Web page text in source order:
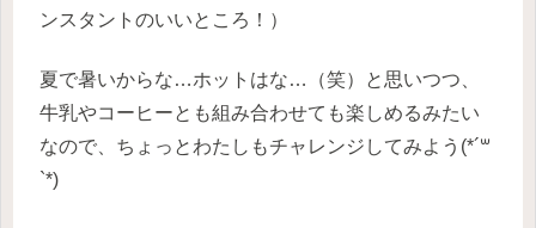
ンスタントのいいところ！）
夏で暑いからな…ホットはな…（笑）と思いつつ、
牛乳やコーヒーとも組み合わせても楽しめるみたい
なので、ちょっとわたしもチャレンジしてみよう(*´꒳
`*)